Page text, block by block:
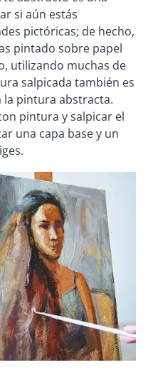
si aún estás
pictóricas; de hecho,
pintado sobre papel
utilizando muchas de
salpicada también es
la pintura abstracta.
pintura y salpicar el
una capa base y un